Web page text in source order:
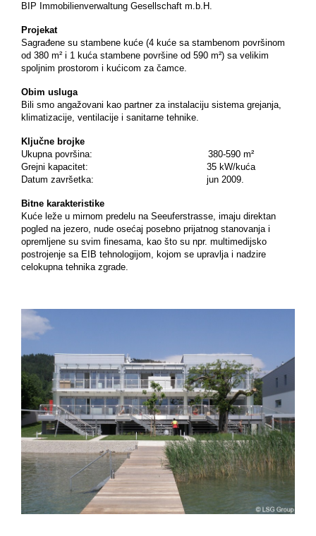
BIP Immobilienverwaltung Gesellschaft m.b.H.
Projekat
Sagrađene su stambene kuće (4 kuće sa stambenom površinom
od 380 m² i 1 kuća stambene površine od 590 m²) sa velikim
spoljnim prostorom i kućicom za čamce.
Obim usluga
Bili smo angažovani kao partner za instalaciju sistema grejanja,
klimatizacije, ventilacije i sanitarne tehnike.
Ključne brojke
Ukupna površina: 380-590 m²
Grejni kapacitet: 35 kW/kuća
Datum završetka: jun 2009.
Bitne karakteristike
Kuće leže u mirnom predelu na Seeuferstrasse, imaju direktan
pogled na jezero, nude osećaj posebno prijatnog stanovanja i
opremljene su svim finesama, kao što su npr. multimedijsko
postrojenje sa EIB tehnologijom, kojom se upravlja i nadzire
celokupna tehnika zgrade.